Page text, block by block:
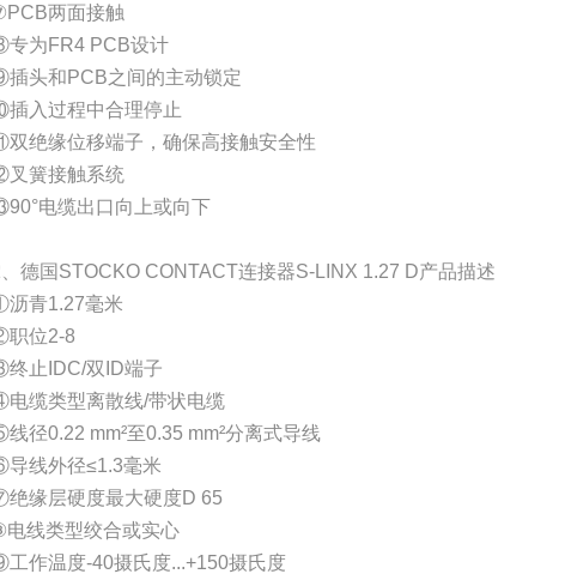
两面接触
为FR4 PCB设计
头和PCB之间的主动锁定
入过程中合理停止
绝缘位移端子，确保高接触安全性
簧接触系统
电缆出口向上或向下
德国STOCKO CONTACT连接器S-LINX 1.27 D产品描述
青1.27毫米
位2-8
止IDC/双ID端子
缆类型离散线/带状电缆
径0.22 mm²至0.35 mm²分离式导线
线外径≤1.3毫米
缘层硬度最大硬度D 65
线类型绞合或实心
作温度-40摄氏度...+150摄氏度